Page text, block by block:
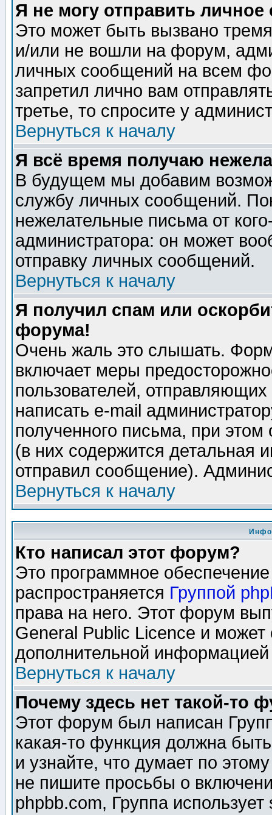
Я не могу отправить
Это может быть вызвано
и/или не вошли на форум,
личных сообщений на всем
запретил лично вам
третье, то спросите у
Вернуться к началу
Я всё время получаю
В будущем мы добавим
службу личных сообщений.
нежелательные письма от
администратора: он может
отправку личных сообщений.
Вернуться к началу
Я получил спам или
форума!
Очень жаль это слышать.
включает меры
пользователей,
написать e-mail
полученного письма, при этом
(в них содержится детальная
отправил сообщение).
Вернуться к началу
Кто написал этот форум?
Это программное
распространяется Группой
права на него. Этот форум
General Public Licence и может
дополнительной
Вернуться к началу
Почему здесь нет такой-то
Этот форум был написан
какая-то функция должна
и узнайте, что думает по
не пишите просьбы о
phpbb.com, Группа